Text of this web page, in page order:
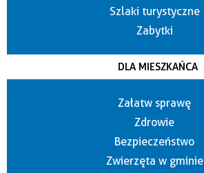
Szlaki turystyczne
Zabytki
DLA MIESZKAŃCA
Załatw sprawę
Zdrowie
Bezpieczeństwo
Zwierzęta w gminie